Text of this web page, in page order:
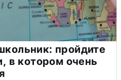
пройдите
в котором очень